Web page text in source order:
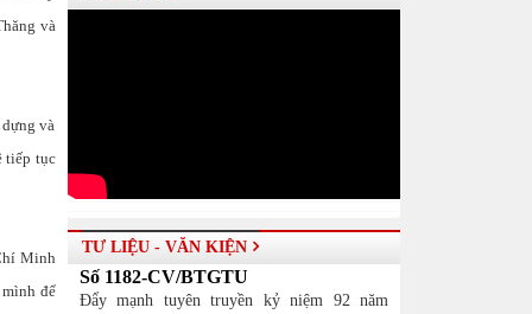
và
và
tiếp tục
Minh
để
TƯ LIỆU - VĂN KIỆN
Số 1182-CV/BTGTU
Đẩy mạnh tuyên truyền kỷ niệm 92 năm